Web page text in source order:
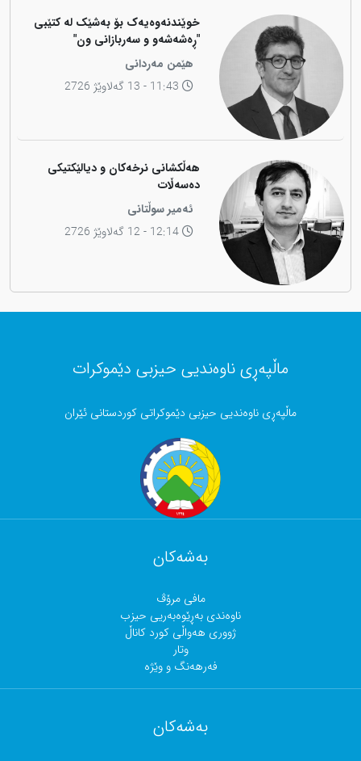
خوێندنەوەیەک بۆ بەشێک لە کتێبی
"ڕەشەشەو و سەربازانی ون"
هێمن مەردانی
هەڵکشانی نرخەکان و دیالێکتیکی
دەسەڵات
ئەمیر سوڵتانی
12:14 - 12 گەلاوێژ 2726
ماڵپەڕی ناوەندیی حیزبی دێموکرات
ماڵپەڕی ناوەندیی حیزبی دێموکراتی کوردستانی ئێران
بەشەکان
مافی مرۆڤ
ناوەندی بەڕێوەبەریی حیزب
ژووری هەواڵی کورد کاناڵ
وتار
فەرهەنگ و وێژە
بەشەکان